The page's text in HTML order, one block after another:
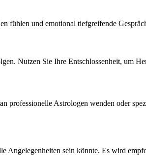
fühlen und emotional tiefgreifende
Nutzen Sie Ihre Entschlossenheit, um
professionelle Astrologen wenden oder
Angelegenheiten sein könnte. Es wird